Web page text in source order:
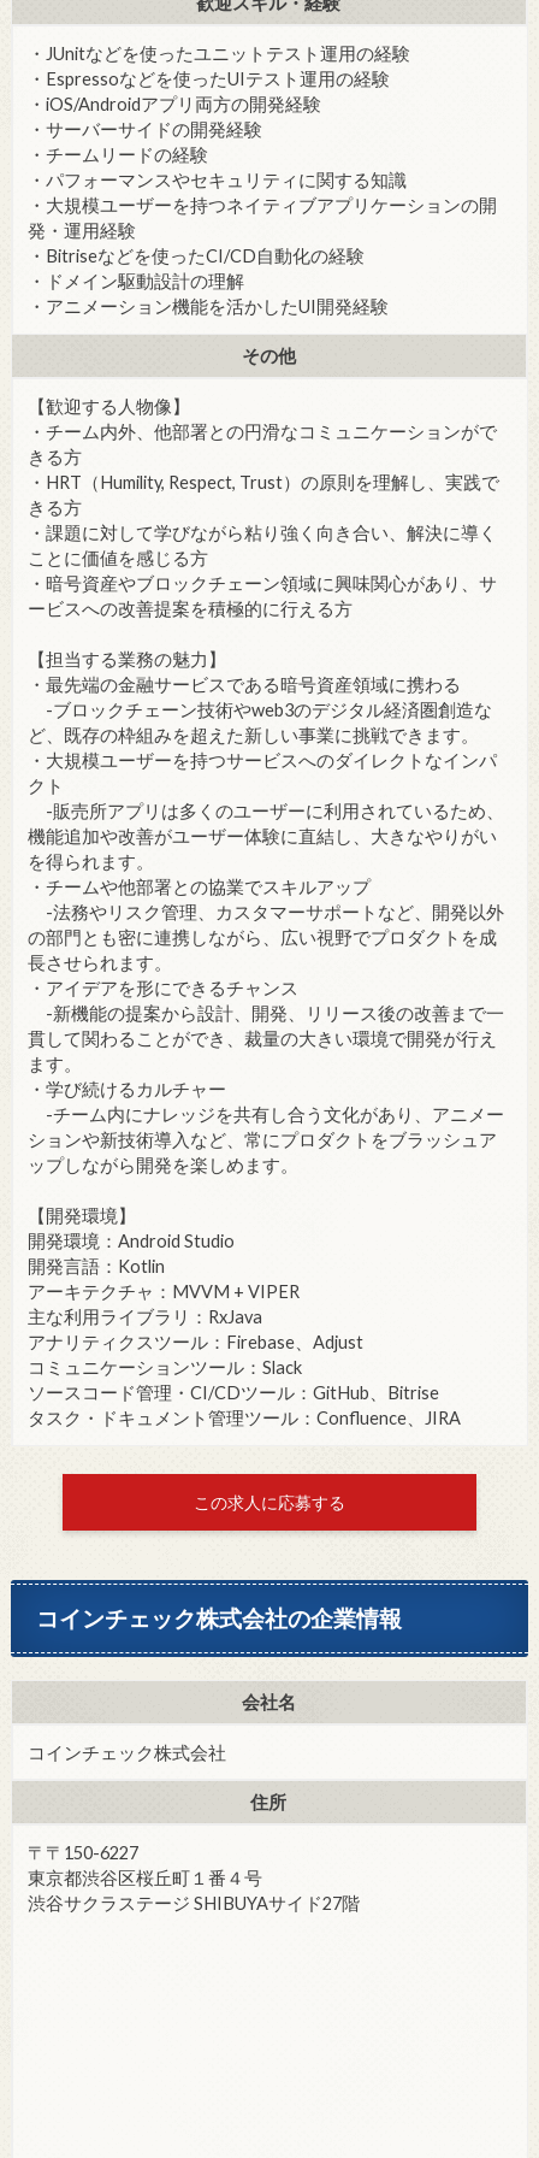
・JUnitなどを使ったユニットテスト運用の経験
・Espressoなどを使ったUIテスト運用の経験
・iOS/Androidアプリ両方の開発経験
・サーバーサイドの開発経験
・チームリードの経験
・パフォーマンスやセキュリティに関する知識
・大規模ユーザーを持つネイティブアプリケーションの開
発・運用経験
・Bitriseなどを使ったCI/CD自動化の経験
・ドメイン駆動設計の理解
・アニメーション機能を活かしたUI開発経験
その他
【歓迎する人物像】
・チーム内外、他部署との円滑なコミュニケーションがで
きる方
・HRT（Humility, Respect, Trust）の原則を理解し、実践で
きる方
・課題に対して学びながら粘り強く向き合い、解決に導く
ことに価値を感じる方
・暗号資産やブロックチェーン領域に興味関心があり、サ
ービスへの改善提案を積極的に行える方
【担当する業務の魅力】
・最先端の金融サービスである暗号資産領域に携わる
-ブロックチェーン技術やweb3のデジタル経済圏創造な
ど、既存の枠組みを超えた新しい事業に挑戦できます。
・大規模ユーザーを持つサービスへのダイレクトなインパ
クト
-販売所アプリは多くのユーザーに利用されているため、
機能追加や改善がユーザー体験に直結し、大きなやりがい
を得られます。
・チームや他部署との協業でスキルアップ
-法務やリスク管理、カスタマーサポートなど、開発以外
の部門とも密に連携しながら、広い視野でプロダクトを成
長させられます。
・アイデアを形にできるチャンス
-新機能の提案から設計、開発、リリース後の改善まで一
貫して関わることができ、裁量の大きい環境で開発が行え
ます。
・学び続けるカルチャー
-チーム内にナレッジを共有し合う文化があり、アニメー
ションや新技術導入など、常にプロダクトをブラッシュア
ップしながら開発を楽しめます。
【開発環境】
開発環境：Android Studio
開発言語：Kotlin
アーキテクチャ：MVVM + VIPER
主な利用ライブラリ：RxJava
アナリティクスツール：Firebase、Adjust
コミュニケーションツール：Slack
ソースコード管理・CI/CDツール：GitHub、Bitrise
タスク・ドキュメント管理ツール：Confluence、JIRA
この求人に応募する
コインチェック株式会社の企業情報
会社名
コインチェック株式会社
住所
〒〒150-6227
東京都渋谷区桜丘町１番４号
渋谷サクラステージ SHIBUYAサイド27階